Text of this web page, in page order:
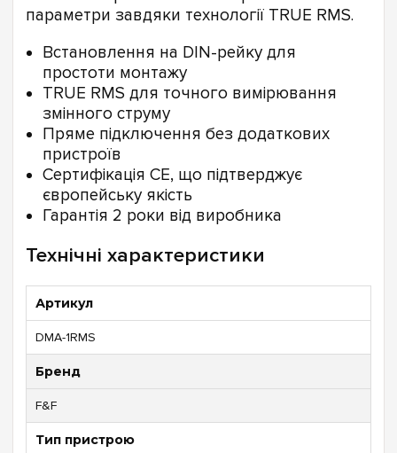
параметри завдяки технології TRUE RMS.
Встановлення на DIN-рейку для
простоти монтажу
TRUE RMS для точного вимірювання
змінного струму
Пряме підключення без додаткових
пристроїв
Сертифікація CE, що підтверджує
європейську якість
Гарантія 2 роки від виробника
Технічні характеристики
Артикул
DMA-1RMS
Бренд
F&F
Тип пристрою